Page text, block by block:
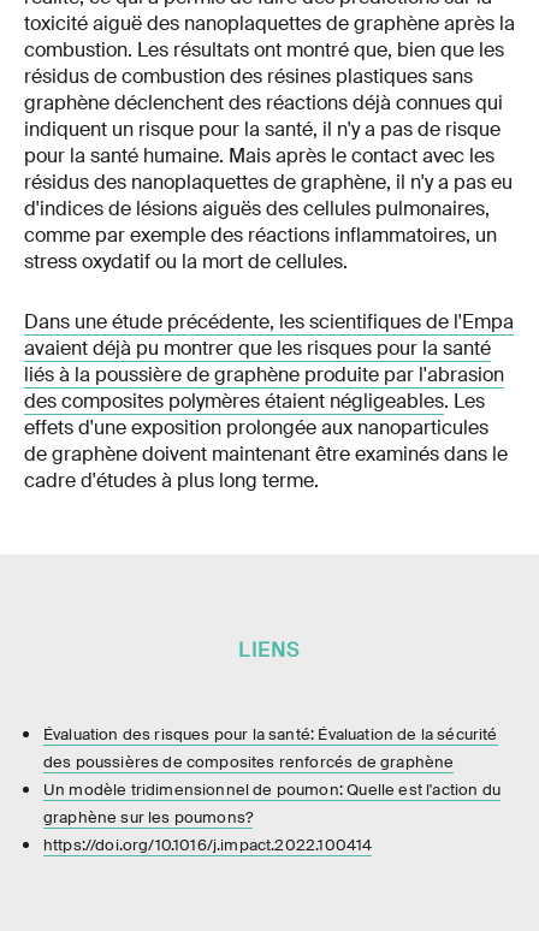
toxicité aiguë des nanoplaquettes de graphène après la
combustion. Les résultats ont montré que, bien que les
résidus de combustion des résines plastiques sans
graphène déclenchent des réactions déjà connues qui
indiquent un risque pour la santé, il n'y a pas de risque
pour la santé humaine. Mais après le contact avec les
résidus des nanoplaquettes de graphène, il n'y a pas eu
d'indices de lésions aiguës des cellules pulmonaires,
comme par exemple des réactions inflammatoires, un
stress oxydatif ou la mort de cellules.
Dans une étude précédente, les scientifiques de l'Empa
avaient déjà pu montrer que les risques pour la santé
liés à la poussière de graphène produite par l'abrasion
des composites polymères étaient négligeables. Les
effets d'une exposition prolongée aux nanoparticules
de graphène doivent maintenant être examinés dans le
cadre d'études à plus long terme.
LIENS
Évaluation des risques pour la santé: Évaluation de la sécurité
des poussières de composites renforcés de graphène
Un modèle tridimensionnel de poumon: Quelle est l'action du
graphène sur les poumons?
https://doi.org/10.1016/j.impact.2022.100414